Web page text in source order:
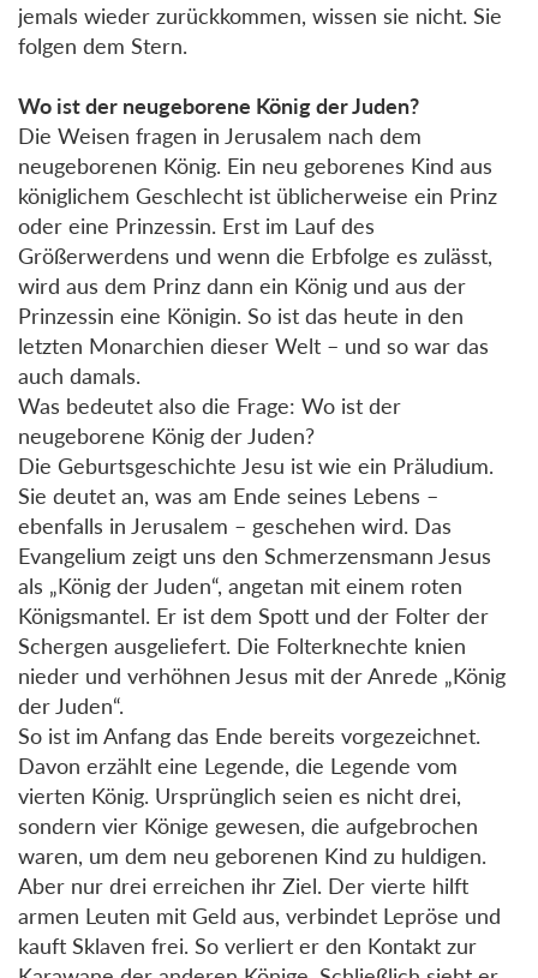
jemals wieder zurückkommen, wissen sie nicht. Sie
folgen dem Stern.
Wo ist der neugeborene König der Juden?
Die Weisen fragen in Jerusalem nach dem
neugeborenen König. Ein neu geborenes Kind aus
königlichem Geschlecht ist üblicherweise ein Prinz
oder eine Prinzessin. Erst im Lauf des
Größerwerdens und wenn die Erbfolge es zulässt,
wird aus dem Prinz dann ein König und aus der
Prinzessin eine Königin. So ist das heute in den
letzten Monarchien dieser Welt – und so war das
auch damals.
Was bedeutet also die Frage: Wo ist der
neugeborene König der Juden?
Die Geburtsgeschichte Jesu ist wie ein Präludium.
Sie deutet an, was am Ende seines Lebens –
ebenfalls in Jerusalem – geschehen wird. Das
Evangelium zeigt uns den Schmerzensmann Jesus
als „König der Juden“, angetan mit einem roten
Königsmantel. Er ist dem Spott und der Folter der
Schergen ausgeliefert. Die Folterknechte knien
nieder und verhöhnen Jesus mit der Anrede „König
der Juden“.
So ist im Anfang das Ende bereits vorgezeichnet.
Davon erzählt eine Legende, die Legende vom
vierten König. Ursprünglich seien es nicht drei,
sondern vier Könige gewesen, die aufgebrochen
waren, um dem neu geborenen Kind zu huldigen.
Aber nur drei erreichen ihr Ziel. Der vierte hilft
armen Leuten mit Geld aus, verbindet Lepröse und
kauft Sklaven frei. So verliert er den Kontakt zur